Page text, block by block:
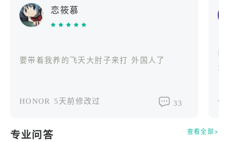
途中你可能会面对狰狞的怪物、险象环生的陷阱，甚
至迷失在错综复杂的迷宫之中。每一步都可能是你冒
着回来，这可不是公费旅游，是你入职超自然公司的
【游戏特色】
神秘区域危机四伏，与其他员工四人成行，来一场紧
恋筱慕
要带着我养的飞天大肘子来打 外国人了
HONOR 5天前修改过 33
我
开
专业问答 查看全部>